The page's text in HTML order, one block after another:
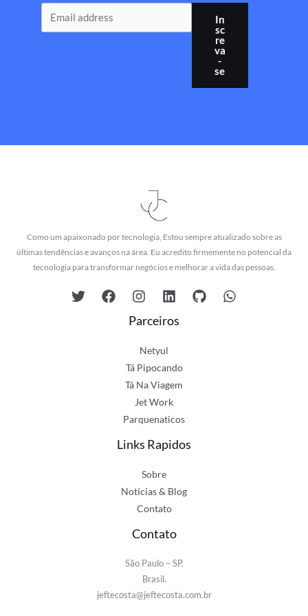
In
sc
re
va
-
se
Como um apaixonado por tecnologia, Estou sempre atualizado sobre as
últimas tendências e avanços na área. Eu acredito firmemente no potencial da
tecnologia para transformar negócios e melhorar a vida das pessoas.
Parceiros
Netyul
Tá Pipocando
Tá Na Viagem
Jet Work
Parquenaticos
Links Rapidos
Sobre
Notícias & Blog
Contato
Contato
São Paulo – SP.
Brasil.
jeftecosta@jeftecosta.com.br